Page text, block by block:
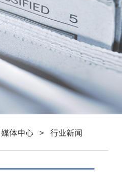
媒体中心> 行业新闻